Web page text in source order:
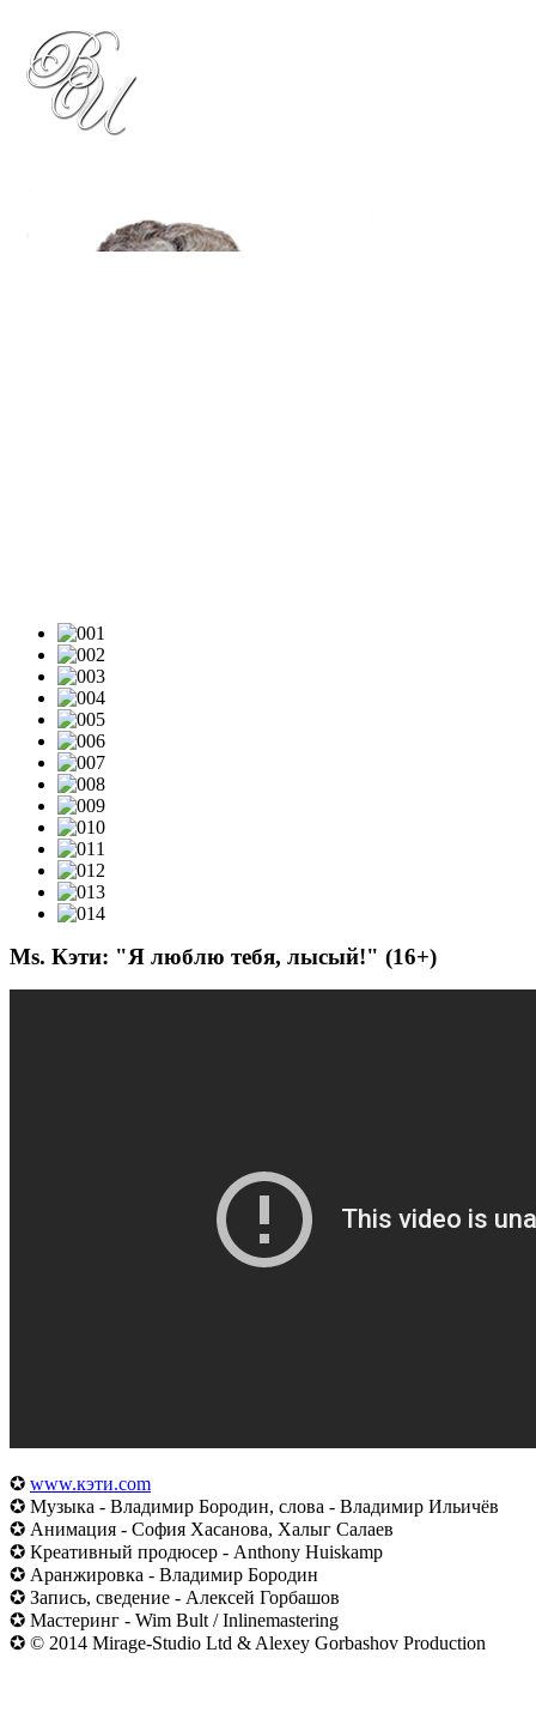
Ms. Кэти: "Я люблю тебя, лысый!" (16+)
✪ www.кэти.com
✪ Музыка - Владимир Бородин, слова - Владимир Ильичёв
✪ Анимация - София Хасанова, Халыг Салаев
✪ Креативный продюсер - Anthony Huiskamp
✪ Аранжировка - Владимир Бородин
✪ Запись, сведение - Алексей Горбашов
✪ Мастеринг - Wim Bult / Inlinemastering
✪ © 2014 Mirage-Studio Ltd & Alexey Gorbashov Production